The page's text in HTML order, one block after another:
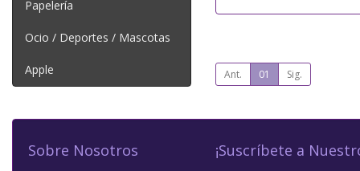
Papelería
Ocio / Deportes / Mascotas
Apple Ant. 01 Sig.
Sobre Nosotros ¡Suscríbete a